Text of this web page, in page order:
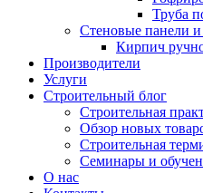
Труба
Стеновые панели
Кирпич
Производители
Услуги
Строительный блог
Строительная
Обзор новых
Строительная
Семинары и
О нас